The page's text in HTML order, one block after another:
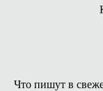
Что пишут в